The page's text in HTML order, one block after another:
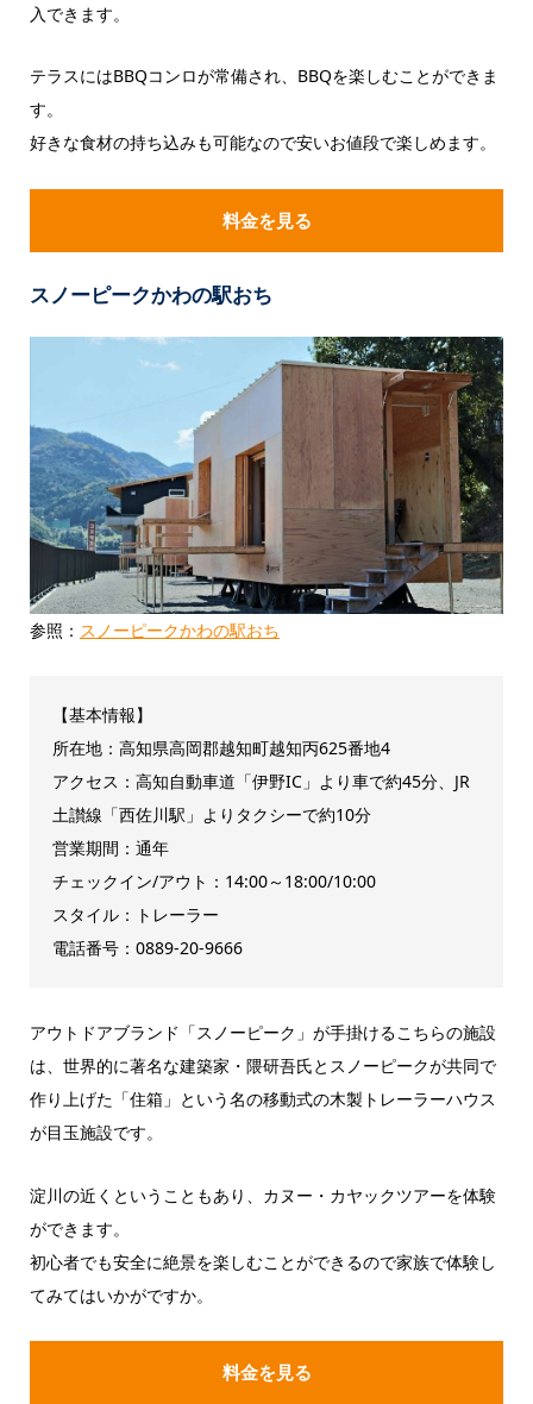
入できます。
テラスにはBBQコンロが常備され、BBQを楽しむことができま
す。
好きな食材の持ち込みも可能なので安いお値段で楽しめます。
料金を見る
スノーピークかわの駅おち
参照： スノーピークかわの駅おち
【基本情報】
所在地：高知県高岡郡越知町越知丙625番地4
アクセス：高知自動車道「伊野IC」より車で約45分、JR
土讃線「西佐川駅」よりタクシーで約10分
営業期間：通年
チェックイン/アウト：14:00～18:00/10:00
スタイル：トレーラー
電話番号：0889-20-9666
アウトドアブランド「スノーピーク」が手掛けるこちらの施設
は、世界的に著名な建築家・隈研吾氏とスノーピークが共同で
作り上げた「住箱」という名の移動式の木製トレーラーハウス
が目玉施設です。
淀川の近くということもあり、カヌー・カヤックツアーを体験
ができます。
初心者でも安全に絶景を楽しむことができるので家族で体験し
てみてはいかがですか。
料金を見る